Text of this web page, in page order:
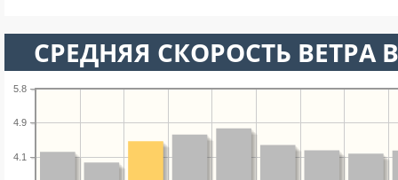
СРЕДНЯЯ СКОРОСТЬ ВЕТРА
4.1
4.9
5.8